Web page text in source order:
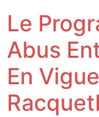
Le
Abus
En